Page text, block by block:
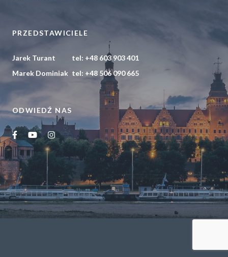
POLITYKA PRYWATNOŚCI
PRZEDSTAWICIELE
Jarek Turant tel: +48 603 903 401
Marek Dominiak tel: +48 506 090 665
ODWIEDŹ NAS